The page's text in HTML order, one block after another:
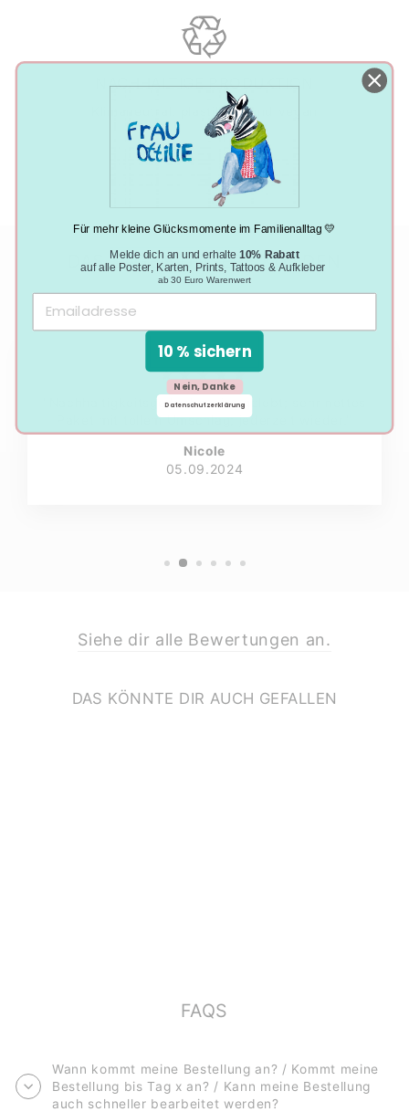
NACHHALTIGE PRODUKTION
Klimaneutral, plastikfrei und vegan
DAS SAGEN UNSERE KUNDEN
★★★★★
"Nachhaltigkeitsgedanke wird gelebt; sehr nettes
Paket mit tollem Umschlag; jederzeit wieder."
Nicole
05.09.2024
Siehe dir alle Bewertungen an.
DAS KÖNNTE DIR AUCH GEFALLEN
FAQS
Wann kommt meine Bestellung an? / Kommt meine
Bestellung bis Tag x an? / Kann meine Bestellung
auch schneller bearbeitet werden?
Für mehr kleine Glücksmomente im Familienalltag 💛
Melde dich an und erhalte10% Rabatt
auf alle Poster, Karten, Prints, Tattoos & Aufkleber
ab 30 Euro Warenwert
10 % sichern
Nein, Danke
Datenschutzerklärung